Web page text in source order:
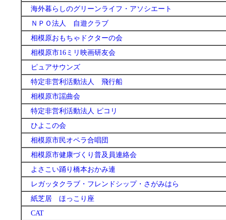
海外暮らしのグリーンライフ・アソシエート
ＮＰＯ法人 自遊クラブ
相模原おもちゃドクターの会
相模原市16ミリ映画研友会
ピュアサウンズ
特定非営利活動法人 飛行船
相模原市謡曲会
特定非営利活動法人 ピコリ
ひよこの会
相模原市民オペラ合唱団
相模原市健康づくり普及員連絡会
よさこい踊り橋本おかみ連
レガッタクラブ・フレンドシップ・さがみはら
紙芝居 ほっこり座
CAT